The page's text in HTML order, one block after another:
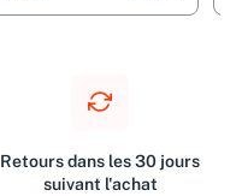
Retours dans les 30 jours
suivant l'achat